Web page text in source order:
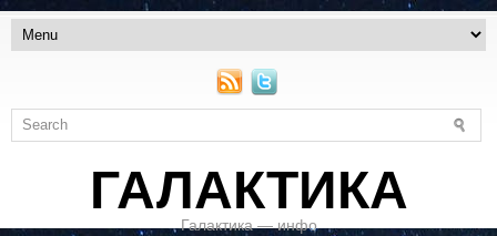
ГАЛАКТИКА
Галактика — инфо